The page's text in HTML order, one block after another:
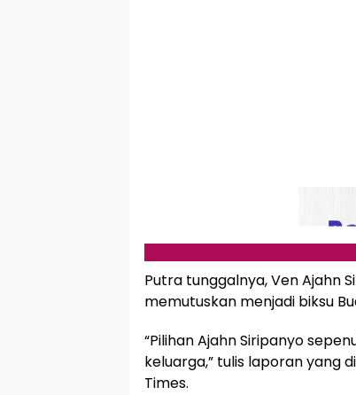
Putra tunggalnya, Ven Ajahn
memutuskan menjadi biksu
“Pilihan Ajahn Siripanyo
keluarga,” tulis laporan yang
Times.